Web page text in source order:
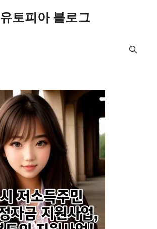
유토피아 블로그